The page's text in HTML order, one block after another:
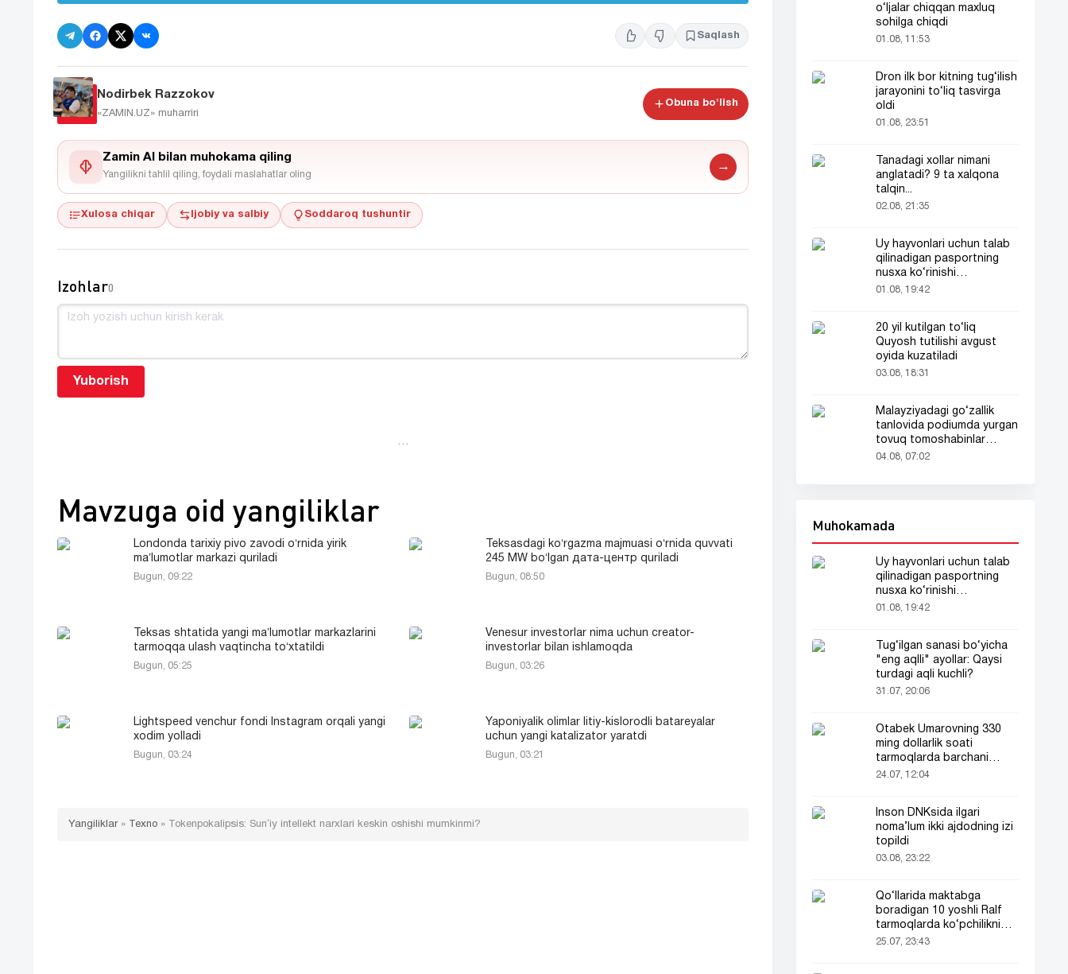
Saqlash
Nodirbek Razzokov
«ZAMIN.UZ» muharriri
Obuna bo'lish
Zamin AI bilan muhokama qiling
Yangilikni tahlil qiling, foydali maslahatlar oling
→
Xulosa chiqar Ijobiy va salbiy Soddaroq tushuntir
Izohlar0
Yuborish
…
Mavzuga oid yangiliklar
Londonda tarixiy pivo zavodi oʻrnida yirik
maʼlumotlar markazi quriladi
Bugun, 09:22
Teksasdagi koʻrgazma majmuasi oʻrnida quvvati
245 MW boʻlgan дата-центр quriladi
Bugun, 08:50
Teksas shtatida yangi maʼlumotlar markazlarini
tarmoqqa ulash vaqtincha toʻxtatildi
Bugun, 05:25
Venesur investorlar nima uchun creator-
investorlar bilan ishlamoqda
Bugun, 03:26
Lightspeed venchur fondi Instagram orqali yangi
xodim yolladi
Bugun, 03:24
Yaponiyalik olimlar litiy-kislorodli batareyalar
uchun yangi katalizator yaratdi
Bugun, 03:21
Yangiliklar» Texno » Tokenpokalipsis: Sunʻiy intellekt narxlari keskin oshishi mumkinmi?
o‘ljalar chiqqan maxluq
sohilga chiqdi
01.08, 11:53
Dron ilk bor kitning tug‘ilish
jarayonini to‘liq tasvirga
oldi
01.08, 23:51
Tanadagi xollar nimani
anglatadi? 9 ta xalqona
talqin...
02.08, 21:35
Uy hayvonlari uchun talab
qilinadigan pasportning
nusxa ko‘rinishi
tarmoqlarda tarqaldi
01.08, 19:42
20 yil kutilgan to‘liq
Quyosh tutilishi avgust
oyida kuzatiladi
03.08, 18:31
Malayziyadagi go‘zallik
tanlovida podiumda yurgan
tovuq tomoshabinlar
e’tiborini tortdi
04.08, 07:02
Muhokamada
Uy hayvonlari uchun talab
qilinadigan pasportning
nusxa ko‘rinishi
tarmoqlarda tarqaldi
01.08, 19:42
Tug‘ilgan sanasi bo‘yicha
"eng aqlli" ayollar: Qaysi
turdagi aqli kuchli?
31.07, 20:06
Otabek Umarovning 330
ming dollarlik soati
tarmoqlarda barchani
e’tiborini tortdi!
24.07, 12:04
Inson DNKsida ilgari
noma’lum ikki ajdodning izi
topildi
03.08, 23:22
Qo‘llarida maktabga
boradigan 10 yoshli Ralf
tarmoqlarda ko‘pchilikni
ta’sirlantirdi
25.07, 23:43